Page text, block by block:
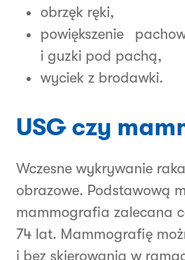
obrzęk ręki,
powiększenie
i guzki pod pachą,
wyciek z brodawki.
USG czy
Wczesne wykrywanie
obrazowe. Podstawową
mammografia zalecana
74 lat. Mammografię
i bez skierowania w